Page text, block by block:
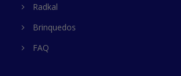
Radkal
Brinquedos
FAQ